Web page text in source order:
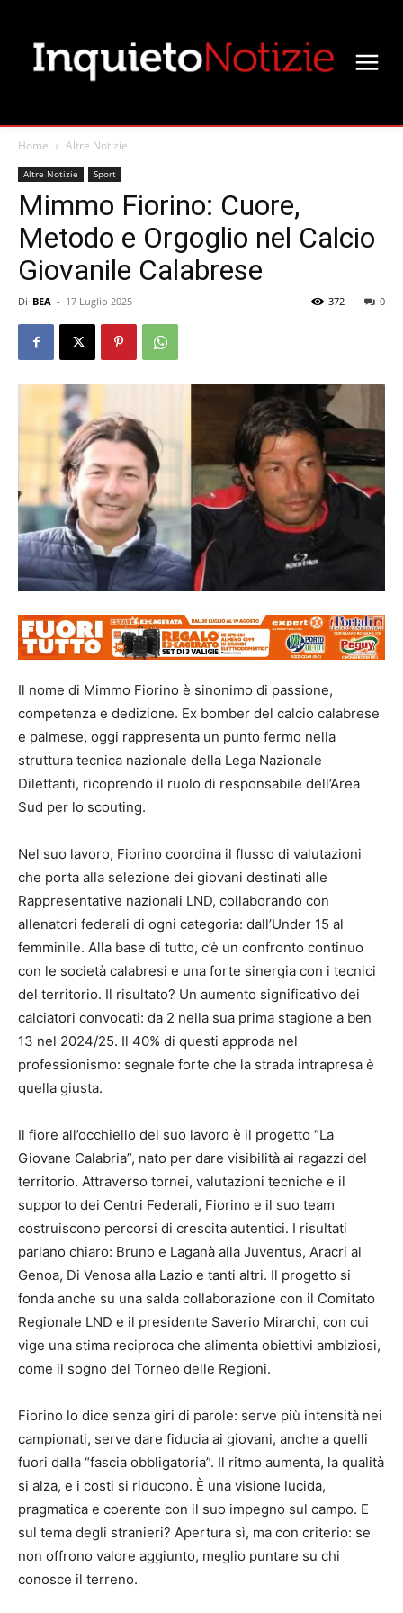
Home Altre Notizie
Altre Notizie Sport
Mimmo Fiorino: Cuore,
Metodo e Orgoglio nel Calcio
Giovanile Calabrese
Di BEA - 17 Luglio 2025 0
372
Il nome di Mimmo Fiorino è sinonimo di passione,
competenza e dedizione. Ex bomber del calcio calabrese
e palmese, oggi rappresenta un punto fermo nella
struttura tecnica nazionale della Lega Nazionale
Dilettanti, ricoprendo il ruolo di responsabile dell’Area
Sud per lo scouting.
Nel suo lavoro, Fiorino coordina il flusso di valutazioni
che porta alla selezione dei giovani destinati alle
Rappresentative nazionali LND, collaborando con
allenatori federali di ogni categoria: dall’Under 15 al
femminile. Alla base di tutto, c’è un confronto continuo
con le società calabresi e una forte sinergia con i tecnici
del territorio. Il risultato? Un aumento significativo dei
calciatori convocati: da 2 nella sua prima stagione a ben
13 nel 2024/25. Il 40% di questi approda nel
professionismo: segnale forte che la strada intrapresa è
quella giusta.
Il fiore all’occhiello del suo lavoro è il progetto “La
Giovane Calabria”, nato per dare visibilità ai ragazzi del
territorio. Attraverso tornei, valutazioni tecniche e il
supporto dei Centri Federali, Fiorino e il suo team
costruiscono percorsi di crescita autentici. I risultati
parlano chiaro: Bruno e Laganà alla Juventus, Aracri al
Genoa, Di Venosa alla Lazio e tanti altri. Il progetto si
fonda anche su una salda collaborazione con il Comitato
Regionale LND e il presidente Saverio Mirarchi, con cui
vige una stima reciproca che alimenta obiettivi ambiziosi,
come il sogno del Torneo delle Regioni.
Fiorino lo dice senza giri di parole: serve più intensità nei
campionati, serve dare fiducia ai giovani, anche a quelli
fuori dalla “fascia obbligatoria”. Il ritmo aumenta, la qualità
si alza, e i costi si riducono. È una visione lucida,
pragmatica e coerente con il suo impegno sul campo. E
sul tema degli stranieri? Apertura sì, ma con criterio: se
non offrono valore aggiunto, meglio puntare su chi
conosce il terreno.